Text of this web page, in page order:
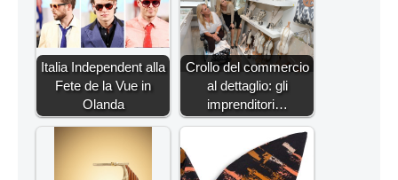
Italia Independent alla
Fete de la Vue in
Olanda
Crollo del commercio
al dettaglio: gli
imprenditori…